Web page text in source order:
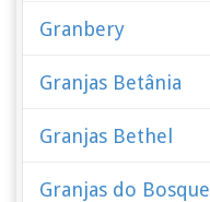
Granbery
Granjas Betânia
Granjas Bethel
Granjas do Bosque